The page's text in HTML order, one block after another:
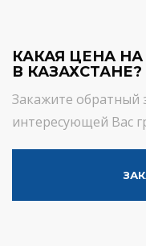
КАКАЯ ЦЕНА
В КАЗАХСТАНЕ?
Закажите обратный
интересующей Вас